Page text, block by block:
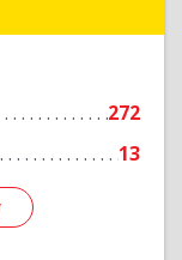
272
13